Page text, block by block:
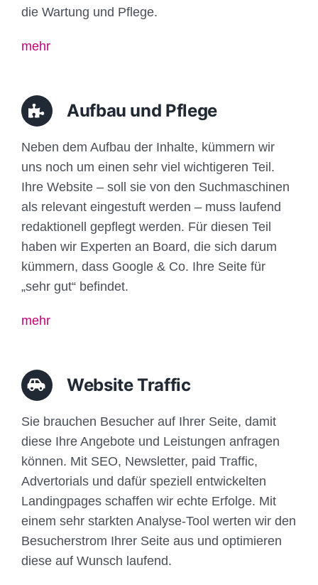
die Wartung und Pflege.
mehr
Aufbau und Pflege
Neben dem Aufbau der Inhalte, kümmern wir
uns noch um einen sehr viel wichtigeren Teil.
Ihre Website – soll sie von den Suchmaschinen
als relevant eingestuft werden – muss laufend
redaktionell gepflegt werden. Für diesen Teil
haben wir Experten an Board, die sich darum
kümmern, dass Google & Co. Ihre Seite für
„sehr gut“ befindet.
mehr
Website Traffic
Sie brauchen Besucher auf Ihrer Seite, damit
diese Ihre Angebote und Leistungen anfragen
können. Mit SEO, Newsletter, paid Traffic,
Advertorials und dafür speziell entwickelten
Landingpages schaffen wir echte Erfolge. Mit
einem sehr starkten Analyse-Tool werten wir den
Besucherstrom Ihrer Seite aus und optimieren
diese auf Wunsch laufend.